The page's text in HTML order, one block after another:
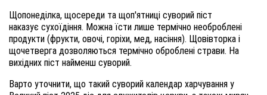
Щопонеділка, щосереди та щоп'ятниці суворий піст
наказує сухоїдіння. Можна їсти лише термічно необроблені
продукти (фрукти, овочі, горіхи, мед, насіння). Щовівторка і
щочетверга дозволяються термічно оброблені страви. На
вихідних піст найменш суворий.
Варто уточнити, що такий суворий календар харчування у